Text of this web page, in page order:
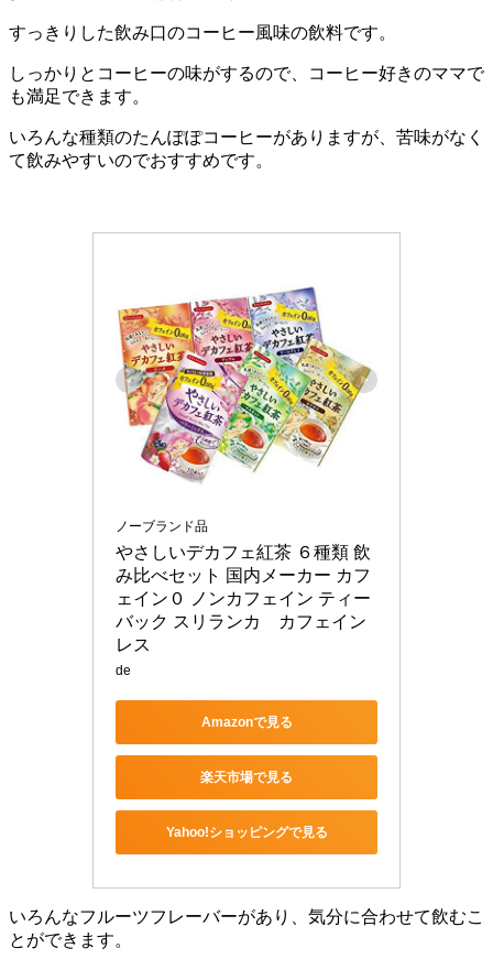
すっきりした飲み口のコーヒー風味の飲料です。
しっかりとコーヒーの味がするので、コーヒー好きのママで
も満足できます。
いろんな種類のたんぽぽコーヒーがありますが、苦味がなく
て飲みやすいのでおすすめです。
ノーブランド品
やさしいデカフェ紅茶 ６種類 飲
み比べセット 国内メーカー カフ
ェイン０ ノンカフェイン ティー
バック スリランカ　カフェイン
レス
de
Amazonで見る
楽天市場で見る
Yahoo!ショッピングで見る
いろんなフルーツフレーバーがあり、気分に合わせて飲むこ
とができます。